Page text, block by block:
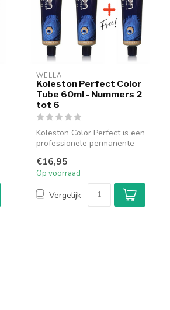
WELLA
Koleston Perfect Color
Tube 60ml - Nummers 2
tot 6
Koleston Color Perfect is een
professionele permanente
€16,95
Op voorraad
Vergelijk